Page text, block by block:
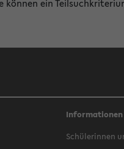
können ein
Schülerinnen